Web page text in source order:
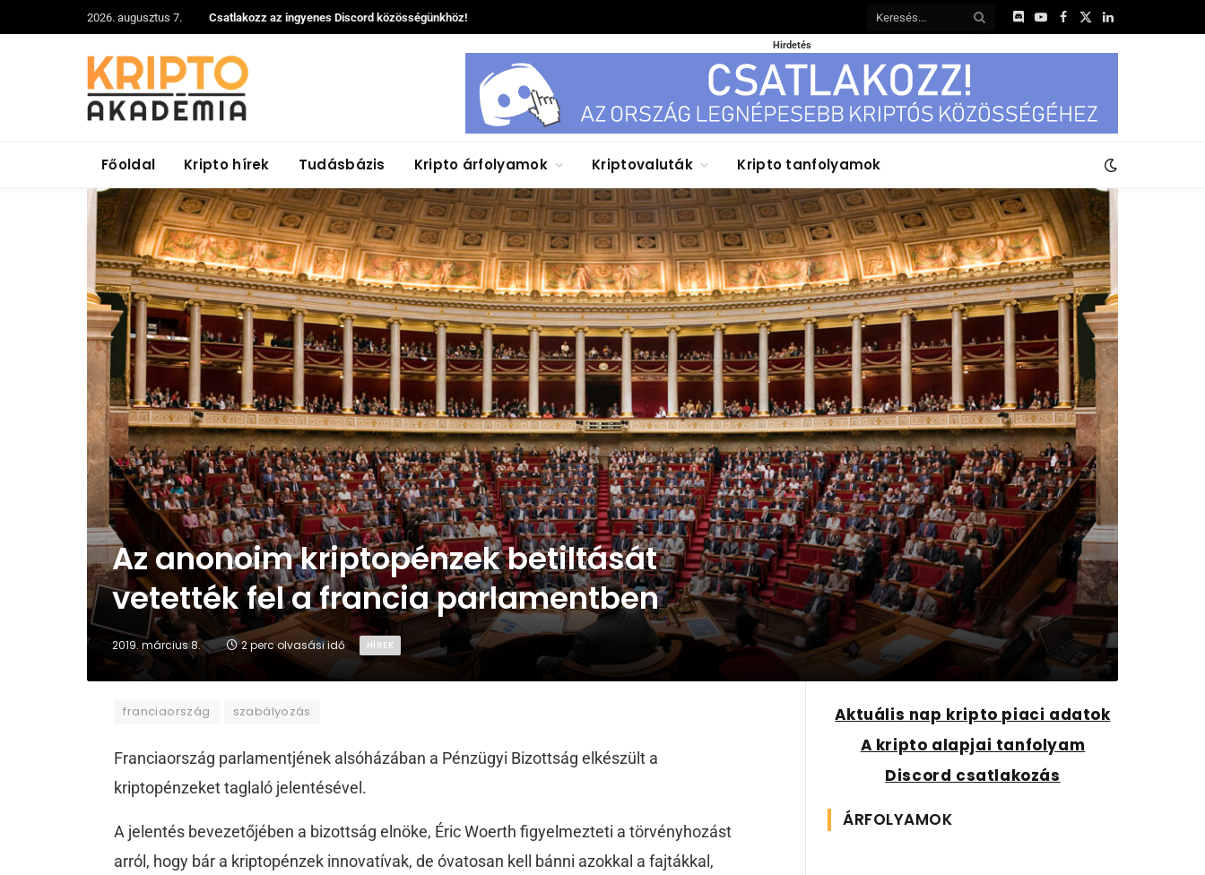
2026. augusztus 7. Csatlakozz az ingyenes Discord közösségünkhöz!
DiscordYouTube
Facebook
X
LinkedIn
Hirdetés
Főoldal Kripto hírek Tudásbázis Kripto árfolyamok Kriptovaluták Kripto tanfolyamok
Az anonoim kriptopénzek betiltását
vetették fel a francia parlamentben
2019. március 8. 2 perc olvasási idő HÍREK
franciaország szabályozás
Franciaország parlamentjének alsóházában a Pénzügyi Bizottság elkészült a
kriptopénzeket taglaló jelentésével.
A jelentés bevezetőjében a bizottság elnöke, Éric Woerth figyelmezteti a törvényhozást
arról, hogy bár a kriptopénzek innovatívak, de óvatosan kell bánni azokkal a fajtákkal,
Aktuális nap kripto piaci adatok
A kripto alapjai tanfolyam
Discord csatlakozás
ÁRFOLYAMOK